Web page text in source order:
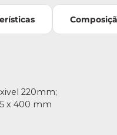
220mm;
x 400 mm